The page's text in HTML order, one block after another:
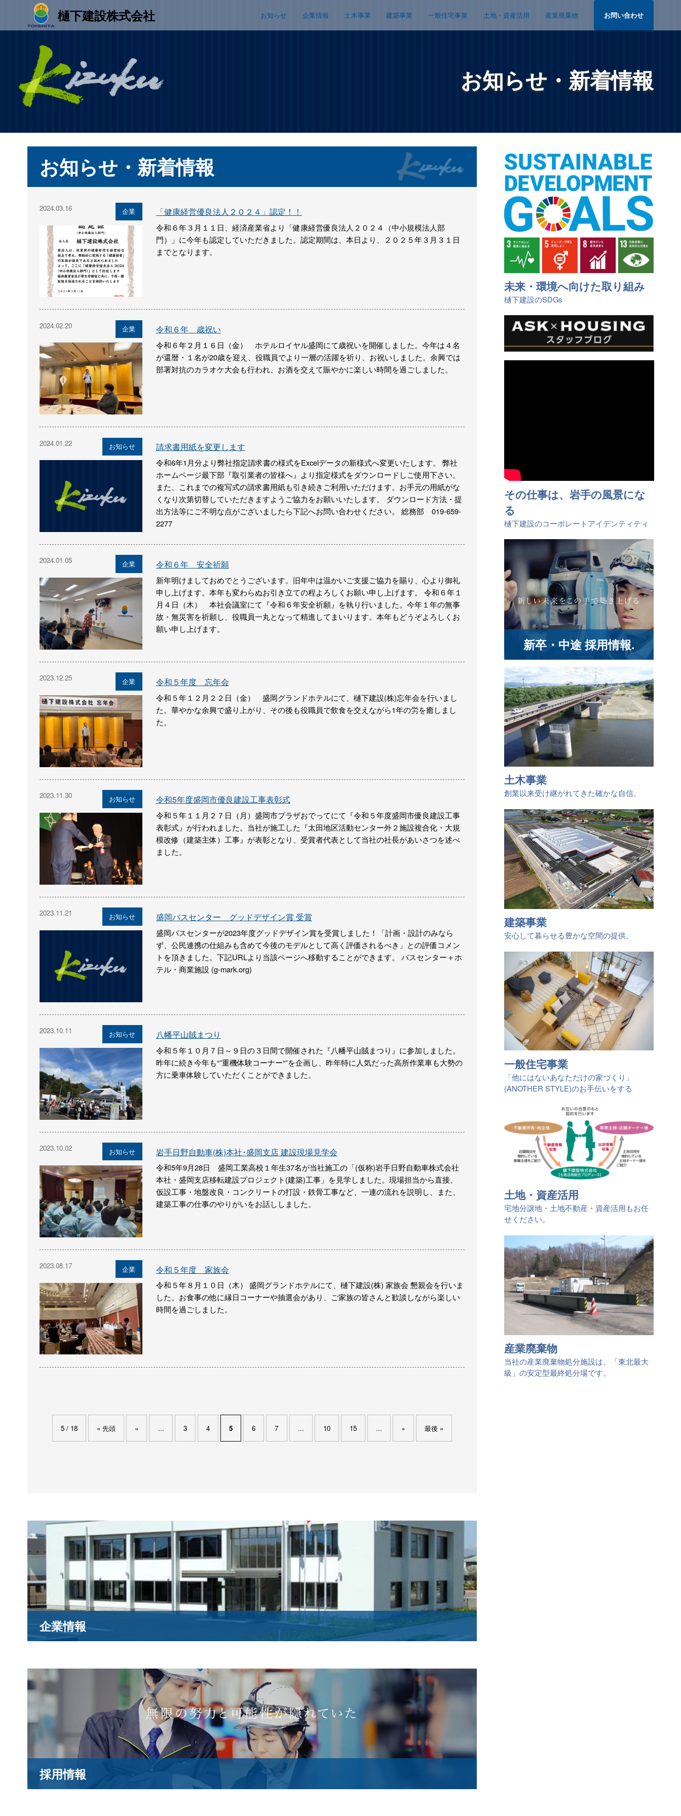
樋󠄀下建設株式会社 お知らせ 企業情報 土木事業 建築事業 一般住宅事業 土地・資産活用 産業廃棄物 お問い合わせ
お知らせ・新着情報
お知らせ・新着情報
2024.03.16 企業 「健康経営優良法人２０２４」認定！！
令和６年３月１１日、経済産業省より「健康経営優良法人２０２４（中小規模法人部
門）」に今年も認定していただきました。認定期間は、本日より、２０２５年３月３１日
までとなります。
2024.02.20 企業 令和６年 歳祝い
令和６年２月１６日（金） ホテルロイヤル盛岡にて歳祝いを開催しました。今年は４名
が還暦・１名が20歳を迎え、役職員でより一層の活躍を祈り、お祝いしました。余興では
部署対抗のカラオケ大会も行われ、お酒を交えて賑やかに楽しい時間を過ごしました。
2024.01.22 お知らせ 請求書用紙を変更します
令和6年1月分より弊社指定請求書の様式をExcelデータの新様式へ変更いたします。 弊社
ホームページ最下部『取引業者の皆様へ』より指定様式をダウンロードしご使用下さい。
また、これまでの複写式の請求書用紙も引き続きご利用いただけます。お手元の用紙がな
くなり次第切替していただきますようご協力をお願いいたします。 ダウンロード方法・提
出方法等にご不明な点がございましたら下記へお問い合わせください。 総務部 019-659-
2277
2024.01.05 企業 令和６年 安全祈願
新年明けましておめでとうございます。旧年中は温かいご支援ご協力を賜り、心より御礼
申し上げます。本年も変わらぬお引き立ての程よろしくお願い申し上げます。 令和６年１
月４日（木） 本社会議室にて『令和６年安全祈願』を執り行いました。今年１年の無事
故・無災害を祈願し、役職員一丸となって精進してまいります。本年もどうぞよろしくお
願い申し上げます。
2023.12.25 企業 令和５年度 忘年会
令和５年１２月２２日（金） 盛岡グランドホテルにて、樋下建設(株)忘年会を行いまし
た。華やかな余興で盛り上がり、その後も役職員で飲食を交えながら1年の労を癒しまし
た。
2023.11.30 お知らせ 令和5年度盛岡市優良建設工事表彰式
令和５年１１月２７日（月）盛岡市プラザおでってにて『令和５年度盛岡市優良建設工事
表彰式』が行われました。当社が施工した『太田地区活動センター外２施設複合化・大規
模改修（建築主体）工事』が表彰となり、受賞者代表として当社の社長があいさつを述べ
ました。
2023.11.21 お知らせ 盛岡バスセンター グッドデザイン賞 受賞
盛岡バスセンターが2023年度グッドデザイン賞を受賞しました！「計画・設計のみなら
ず、公民連携の仕組みも含めて今後のモデルとして高く評価されるべき」との評価コメン
トを頂きました。下記URLより当該ページへ移動することができます。 バスセンター＋ホ
テル・商業施設 (g-mark.org)
2023.10.11 お知らせ 八幡平山賊まつり
令和５年１０月７日～９日の３日間で開催された『八幡平山賊まつり』に参加しました。
昨年に続き今年も“”重機体験コーナー“”を企画し、昨年特に人気だった高所作業車も大勢の
方に乗車体験していただくことができました。
2023.10.02 お知らせ 岩手日野自動車(株)本社･盛岡支店 建設現場見学会
令和5年9月28日 盛岡工業高校１年生37名が当社施工の「(仮称)岩手日野自動車株式会社
本社・盛岡支店移転建設プロジェクト(建築)工事」を見学しました。現場担当から直接、
仮設工事・地盤改良・コンクリートの打設・鉄骨工事など、一連の流れを説明し、また、
建築工事の仕事のやりがいをお話ししました。
2023.08.17 企業 令和５年度 家族会
令和５年８月１０日（木） 盛岡グランドホテルにて、樋下建設(株) 家族会 懇親会を行いま
した。お食事の他に縁日コーナーや抽選会があり、ご家族の皆さんと歓談しながら楽しい
時間を過ごしました。
5 / 18 « 先頭 « ... 3 4 5 6 7 ... 10 15 ... » 最後 »
企業情報
採用情報
未来・環境へ向けた取り組み
樋󠄀下建設のSDGs
その仕事は、岩手の風景にな
る
樋󠄀下建設のコーポレートアイデンティティ
新卒・中途 採用情報.
土木事業
創業以来受け継がれてきた確かな自信。
建築事業
安心して暮らせる豊かな空間の提供。
一般住宅事業
「他にはないあなただけの家づくり」
(ANOTHER STYLE)のお手伝いをする
土地・資産活用
宅地分譲地・土地不動産・資産活用もお任
せください。
産業廃棄物
当社の産業廃棄物処分施設は、「東北最大
級」の安定型最終処分場です。